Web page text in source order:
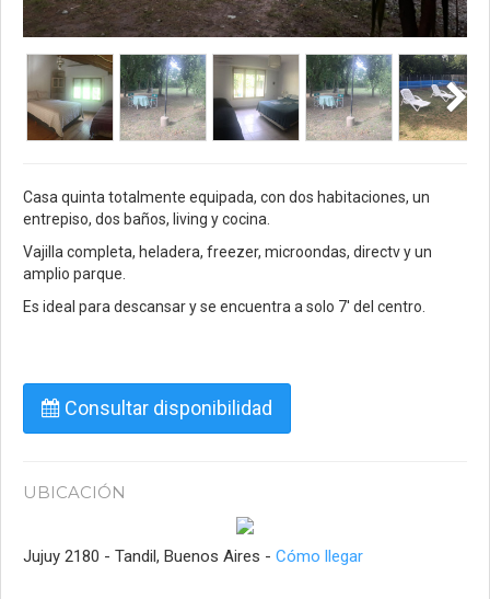
Casa quinta totalmente equipada, con dos habitaciones, un
entrepiso, dos baños, living y cocina.
Vajilla completa, heladera, freezer, microondas, directv y un
amplio parque.
Es ideal para descansar y se encuentra a solo 7' del centro.
Consultar disponibilidad
UBICACIÓN
Jujuy 2180 - Tandil, Buenos Aires - Cómo llegar